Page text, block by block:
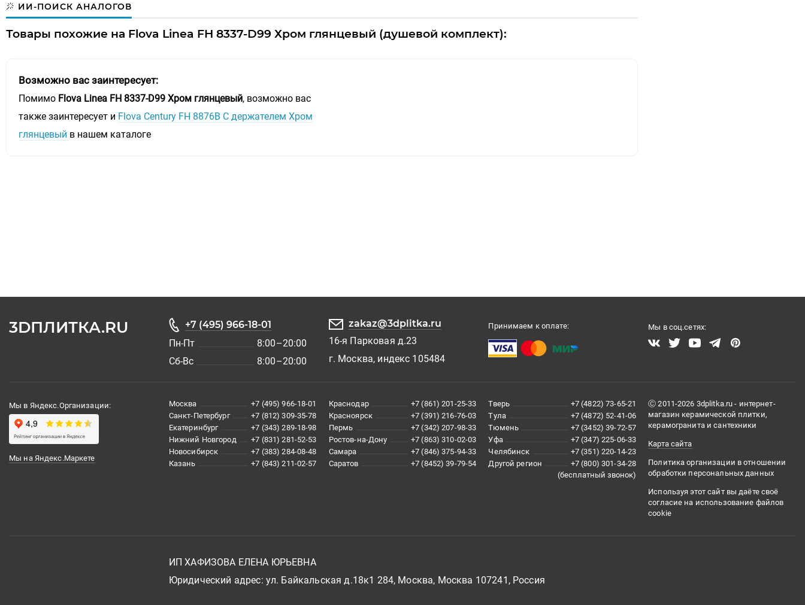
Цвет точно
ИИ-ПОИСК АНАЛОГОВ
Товары похожие на Flova Linea FH 8337-D99 Хром глянцевый (душевой комплект):
Возможно вас заинтересует:
Помимо Flova Linea FH 8337-D99 Хром глянцевый, возможно вас
также заинтересует и Flova Century FH 8876B С держателем Хром
глянцевый в нашем каталоге
3DПЛИТКА.RU
+7 (495) 966-18-01
Пн-Пт
8:00–20:00
Сб-Вс
8:00–20:00
zakaz@3dplitka.ru
16-я Парковая д.23
г. Москва, индекс 105484
Принимаем к оплате: Мы в соц.сетях:
Мы в Яндекс.Организации:
Мы на Яндекс.Маркете
Москва
+7 (495) 966-18-01
Санкт-Петербург
+7 (812) 309-35-78
Екатеринбург
+7 (343) 289-18-98
Нижний Новгород
+7 (831) 281-52-53
Новосибирск
+7 (383) 284-08-48
Казань
+7 (843) 211-02-57
Краснодар
+7 (861) 201-25-33
Красноярск
+7 (391) 216-76-03
Пермь
+7 (342) 207-98-33
Ростов-на-Дону
+7 (863) 310-02-03
Самара
+7 (846) 375-94-33
Саратов
+7 (8452) 39-79-54
Тверь
+7 (4822) 73-65-21
Тула
+7 (4872) 52-41-06
Тюмень
+7 (3452) 39-72-57
Уфа
+7 (347) 225-06-33
Челябинск
+7 (351) 220-14-23
Другой регион
+7 (800) 301-34-28
(бесплатный звонок)
Ⓒ 2011-2026 3dplitka.ru - интернет-
магазин керамической плитки,
керамогранита и сантехники
Карта сайта
Политика организации в отношении
обработки персональных данных
Используя этот сайт вы даёте своё
согласие на использование файлов
cookie
ИП ХАФИЗОВА ЕЛЕНА ЮРЬЕВНА
Юридический адрес: ул. Байкальская д.18к1 284, Москва, Москва 107241, Россия